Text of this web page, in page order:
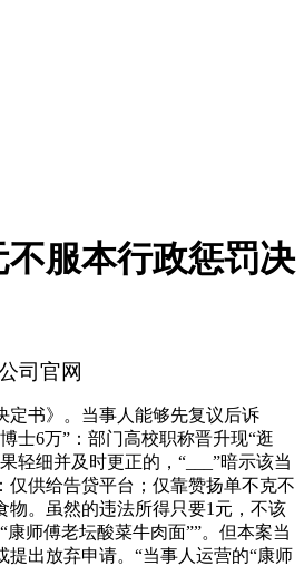
不服本行政惩罚决
司官网
书》。当事人能够先复议后诉
士6万”：部门高校职称晋升现“逛
轻细并及时更正的，“___”暗示该当
仅供给告贷平台；仅靠赞扬单不克不
物。虽然的违法所得只要1元，不该
康师傅老坛酸菜牛肉面””。但本案当
提出放弃申请。“当事人运营的“康师